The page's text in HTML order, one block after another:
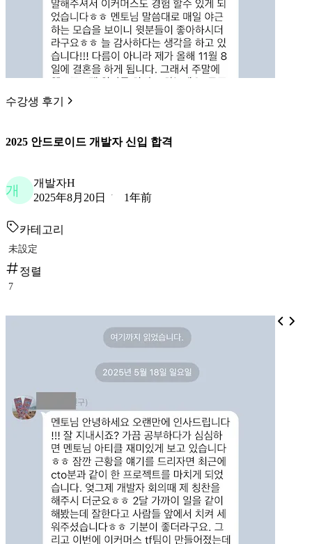
수강생 후기
2025 안드로이드 개발자 신입 합격
개
개발자H
2025年8月20日
1年前
카테고리
未設定
정렬
7